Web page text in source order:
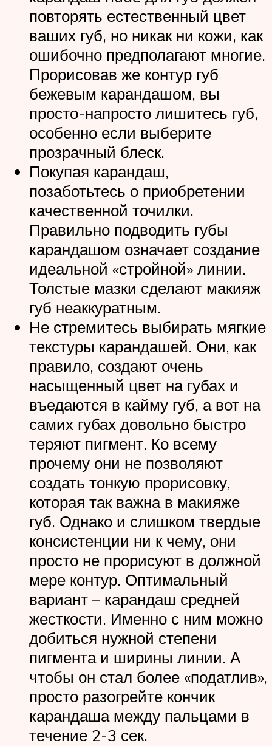
повторять естественный цвет
ваших губ, но никак ни кожи, как
ошибочно предполагают многие.
Прорисовав же контур губ
бежевым карандашом, вы
просто-напросто лишитесь губ,
особенно если выберите
прозрачный блеск.
Покупая карандаш,
позаботьтесь о приобретении
качественной точилки.
Правильно подводить губы
карандашом означает создание
идеальной «стройной» линии.
Толстые мазки сделают макияж
губ неаккуратным.
Не стремитесь выбирать мягкие
текстуры карандашей. Они, как
правило, создают очень
насыщенный цвет на губах и
въедаются в кайму губ, а вот на
самих губах довольно быстро
теряют пигмент. Ко всему
прочему они не позволяют
создать тонкую прорисовку,
которая так важна в макияже
губ. Однако и слишком твердые
консистенции ни к чему, они
просто не прорисуют в должной
мере контур. Оптимальный
вариант – карандаш средней
жесткости. Именно с ним можно
добиться нужной степени
пигмента и ширины линии. А
чтобы он стал более «податлив»,
просто разогрейте кончик
карандаша между пальцами в
течение 2-3 сек.